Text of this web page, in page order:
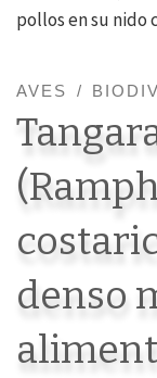
pollos en su nido
AVES
denso